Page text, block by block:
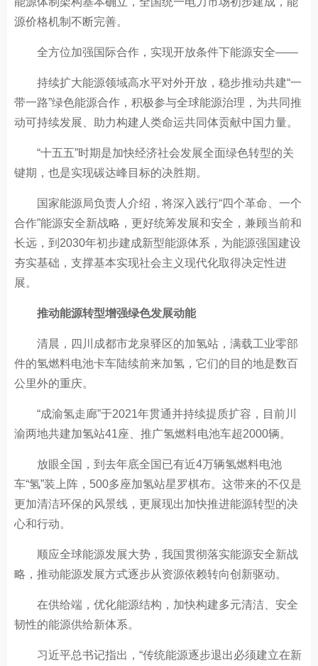
源价格机制不断完善。
全方位加强国际合作，实现开放条件下能源安全——
持续扩大能源领域高水平对外开放，稳步推动共建“一
带一路”绿色能源合作，积极参与全球能源治理，为共同推
动可持续发展、助力构建人类命运共同体贡献中国力量。
“十五五”时期是加快经济社会发展全面绿色转型的关
键期，也是实现碳达峰目标的决胜期。
国家能源局负责人介绍，将深入践行“四个革命、一个
合作”能源安全新战略，更好统筹发展和安全，兼顾当前和
长远，到2030年初步建成新型能源体系，为能源强国建设
夯实基础，支撑基本实现社会主义现代化取得决定性进
展。
推动能源转型增强绿色发展动能
清晨，四川成都市龙泉驿区的加氢站，满载工业零部
件的氢燃料电池卡车陆续前来加氢，它们的目的地是数百
公里外的重庆。
“成渝氢走廊”于2021年贯通并持续提质扩容，目前川
渝两地共建加氢站41座、推广氢燃料电池车超2000辆。
放眼全国，到去年底全国已有近4万辆氢燃料电池
车“氢”装上阵，500多座加氢站星罗棋布。这带来的不仅是
更加清洁环保的风景线，更展现出加快推进能源转型的决
心和行动。
顺应全球能源发展大势，我国贯彻落实能源安全新战
略，推动能源发展方式逐步从资源依赖转向创新驱动。
在供给端，优化能源结构，加快构建多元清洁、安全
韧性的能源供给新体系。
习近平总书记指出，“传统能源逐步退出必须建立在新